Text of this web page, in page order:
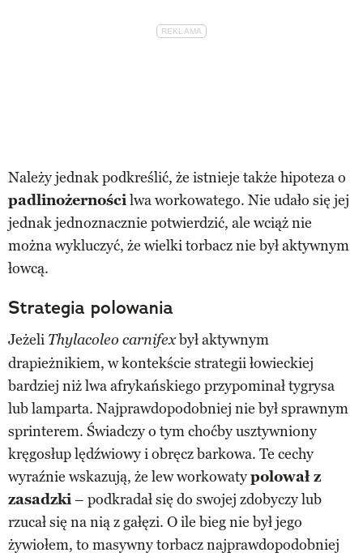
Należy jednak podkreślić, że istnieje także hipoteza o
padlinożernościlwa workowatego. Nie udało się jej
jednak jednoznacznie potwierdzić, ale wciąż nie
można wykluczyć, że wielki torbacz nie był aktywnym
łowcą.
Strategia polowania
Jeżeli Thylacoleo carnifexbył aktywnym
drapieżnikiem, w kontekście strategii łowieckiej
bardziej niż lwa afrykańskiego przypominał tygrysa
lub lamparta. Najprawdopodobniej nie był sprawnym
sprinterem. Świadczy o tym choćby usztywniony
kręgosłup lędźwiowy i obręcz barkowa. Te cechy
wyraźnie wskazują, że lew workowatypolował z
zasadzki– podkradał się do swojej zdobyczy lub
rzucał się na nią z gałęzi. O ile bieg nie był jego
żywiołem, to masywny torbacz najprawdopodobniej